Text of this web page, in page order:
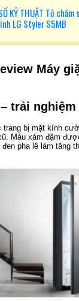
KỸ THUẬT Tủ chăm
LG Styler S5MB
Máy
trải
trang bị mặt kính
Màu xám đậm
pha lê làm tăng